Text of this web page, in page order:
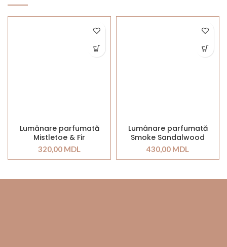
Lumânare parfumată
Mistletoe & Fir
320,00 MDL
Lumânare parfumată
Smoke Sandalwood
430,00 MDL